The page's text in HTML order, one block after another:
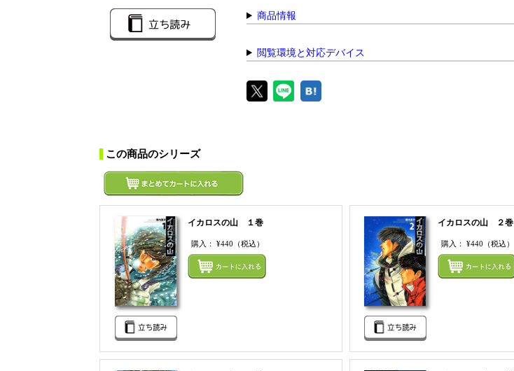
商品情報
閲覧環境と対応デバイス
この商品のシリーズ
イカロスの山 １巻
購入： ¥440 （税込）
まとめてカートにいれる
イカロスの山 ２巻
購入： ¥440 （税込）